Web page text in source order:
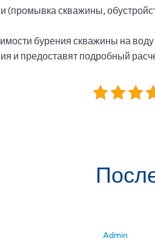
(промывка скважины,
бурения скважины на
и предоставят подробный
Admin